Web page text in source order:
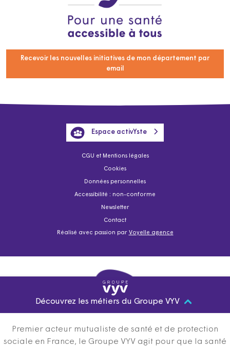
Recevoir les nouvelles initiatives de mon département par
email
CGU et Mentions légales
Cookies
Données personnelles
Accessibilité : non-conforme
Newsletter
Contact
Réalisé avec passion par Voyelle agence
Espace activYste
Découvrez les métiers du Groupe VYV
Premier acteur mutualiste de santé et de protection
sociale en France, le Groupe VYV agit pour que la santé